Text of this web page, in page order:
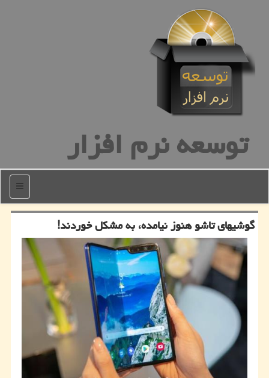
توسعه نرم افزار
منو
گوشیهای تاشو هنوز نیامده، به مشكل خوردند!